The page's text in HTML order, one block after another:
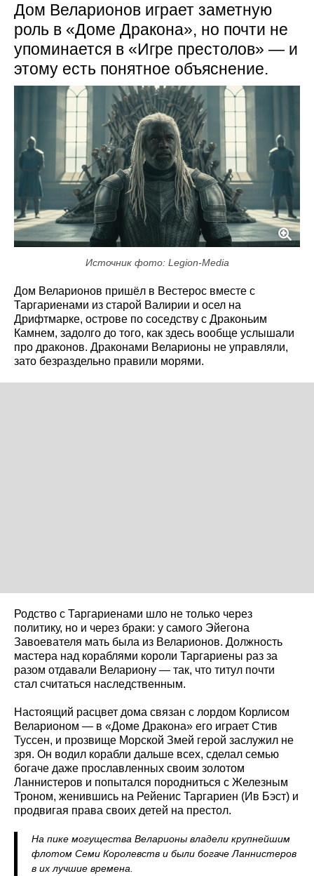
Дом Веларионов играет заметную
роль в «Доме Дракона», но почти не
упоминается в «Игре престолов» — и
этому есть понятное объяснение.
Источник фото: Legion-Media
Дом Веларионов пришёл в Вестерос вместе с
Таргариенами из старой Валирии и осел на
Дрифтмарке, острове по соседству с Драконьим
Камнем, задолго до того, как здесь вообще услышали
про драконов. Драконами Веларионы не управляли,
зато безраздельно правили морями.
Родство с Таргариенами шло не только через
политику, но и через браки: у самого Эйегона
Завоевателя мать была из Веларионов. Должность
мастера над кораблями короли Таргариены раз за
разом отдавали Велариону — так, что титул почти
стал считаться наследственным.
Настоящий расцвет дома связан с лордом Корлисом
Веларионом — в «Доме Дракона» его играет Стив
Туссен, и прозвище Морской Змей герой заслужил не
зря. Он водил корабли дальше всех, сделал семью
богаче даже прославленных своим золотом
Ланнистеров и попытался породниться с Железным
Троном, женившись на Рейенис Таргариен (Ив Бэст) и
продвигая права своих детей на престол.
На пике могущества Веларионы владели крупнейшим
флотом Семи Королевств и были богаче Ланнистеров
в их лучшие времена.